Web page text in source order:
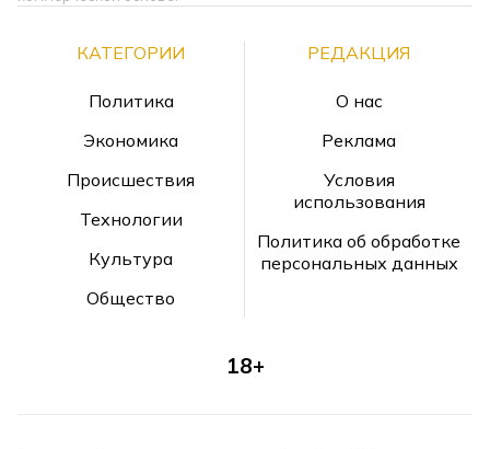
КАТЕГОРИИ
Политика
Экономика
Происшествия
Технологии
Культура
Общество
РЕДАКЦИЯ
О нас
Реклама
Условия
использования
Политика об обработке
персональных данных
18+